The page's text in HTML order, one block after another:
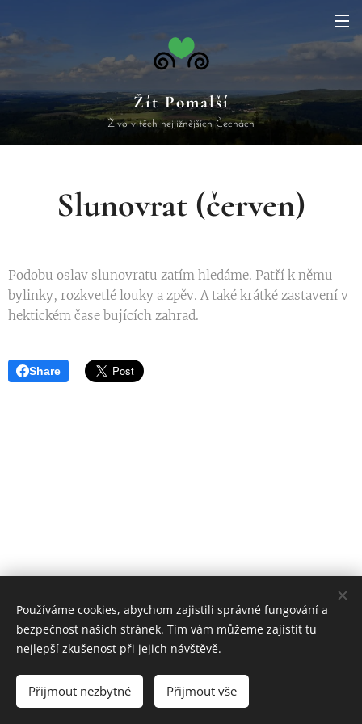
Žít Pomalší
Živo v těch nejjižnějších Čechách
Slunovrat (červen)
Podobu oslav slunovratu zatím hledáme. Patří k němu
bylinky, rozkvetlé louky a zpěv. A také krátké zastavení v
hektickém čase bujících zahrad.
Share
Žijte taky Pomalší
Všechna práva vyhrazena 2024
Vytvořeno službou Webnode
Používáme cookies, abychom zajistili správné fungování a
bezpečnost našich stránek. Tím vám můžeme zajistit tu
nejlepší zkušenost při jejich návštěvě.
Přijmout nezbytné Přijmout vše